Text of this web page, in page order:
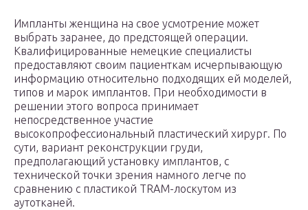
Импланты женщина на свое усмотрение может
выбрать заранее, до предстоящей операции.
Квалифицированные немецкие специалисты
предоставляют своим пациенткам исчерпывающую
информацию относительно подходящих ей моделей,
типов и марок имплантов. При необходимости в
решении этого вопроса принимает
непосредственное участие
высокопрофессиональный пластический хирург. По
сути, вариант реконструкции груди,
предполагающий установку имплантов, с
технической точки зрения намного легче по
сравнению с пластикой TRAM-лоскутом из
аутотканей.